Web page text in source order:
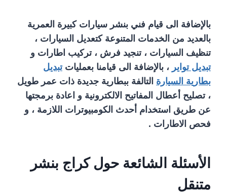
بالإضافة الى قيام فني بنشر سيارات كبيرة العمرية
بالعديد من الخدمات المتنوعة كتعديل السيارات ،
تنظيف السيارات ، تنجيد فرش ، تركيب اطارات و
تبديل تواير ، بالإضافة الى قيامنا بعملياتتبديل
بطارية السيارة التالفة ببطارية جديدة ذات عمر طويل
، تصليح أعطال المفاتيح الالكترونية و اعادة برمجتها
عن طريق استخدام أحدث الكومبيوترات اللازمة ، و
فحص الاطارات .
الأسئلة الشائعة حول كراج بنشر
متنقل